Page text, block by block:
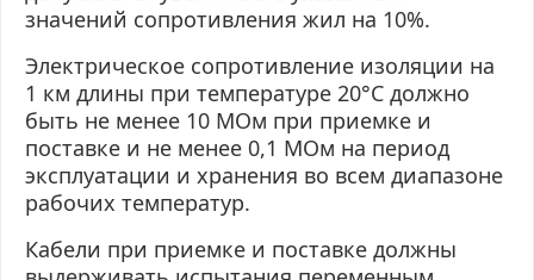
значений сопротивления жил на 10%.
Электрическое сопротивление изоляции на
1 км длины при температуре 20°С должно
быть не менее 10 МОм при приемке и
поставке и не менее 0,1 МОм на период
эксплуатации и хранения во всем диапазоне
рабочих температур.
Кабели при приемке и поставке должны